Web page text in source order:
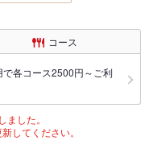
コース
で各コース2500円～ご利
した。
してください。